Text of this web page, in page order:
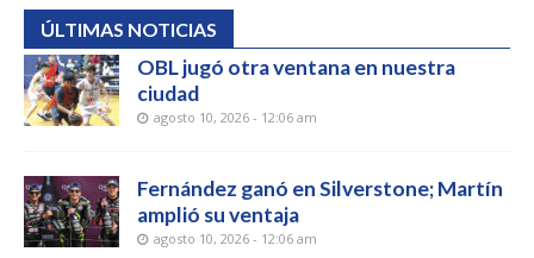
ÚLTIMAS NOTICIAS
OBL jugó otra ventana en nuestra
ciudad
agosto 10, 2026 - 12:06 am
Fernández ganó en Silverstone; Martín
amplió su ventaja
agosto 10, 2026 - 12:06 am